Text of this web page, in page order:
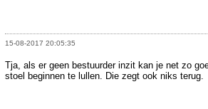
15-08-2017 20:05:35
Tja, als er geen bestuurder inzit kan je net zo
stoel beginnen te lullen. Die zegt ook niks terug.